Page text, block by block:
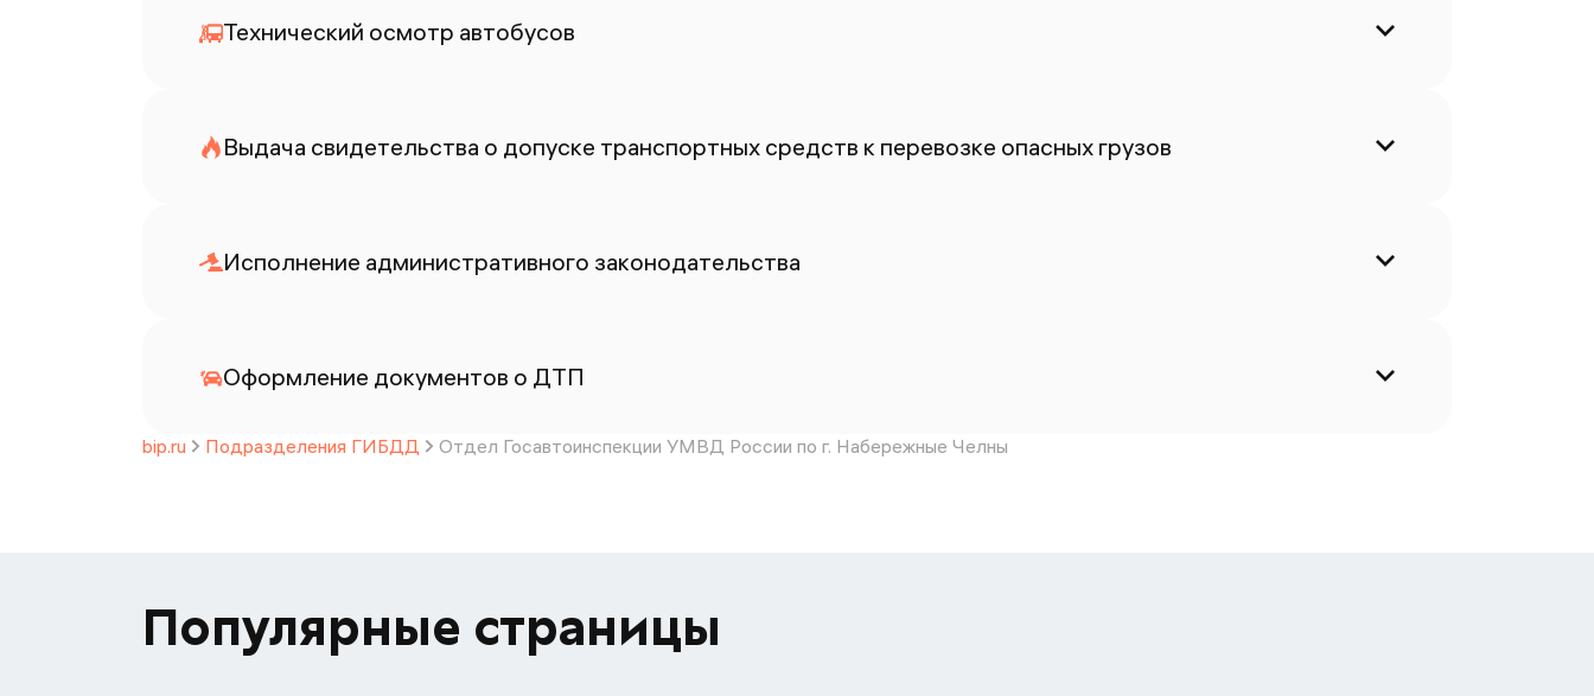
Технический осмотр автобусов
Выдача свидетельства о допуске транспортных средств к перевозке опасных грузов
Исполнение административного законодательства
Оформление документов о ДТП
bip.ru Подразделения ГИБДД Отдел Госавтоинспекции УМВД России по г. Набережные Челны
Популярные страницы